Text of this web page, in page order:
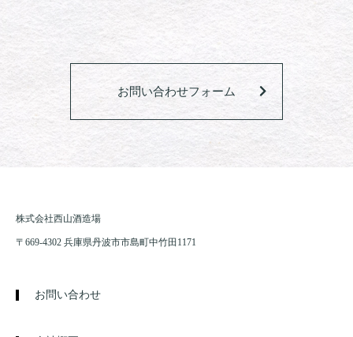
お問い合わせフォーム
株式会社西山酒造場
〒669-4302 兵庫県丹波市市島町中竹田1171
お問い合わせ